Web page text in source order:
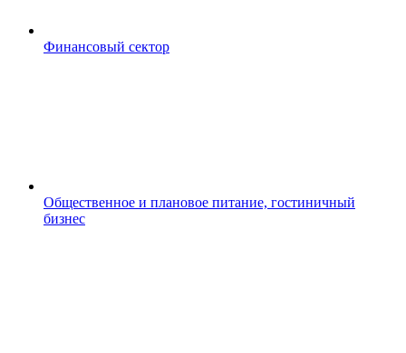
Финансовый сектор
Общественное и плановое питание, гостиничный
бизнес